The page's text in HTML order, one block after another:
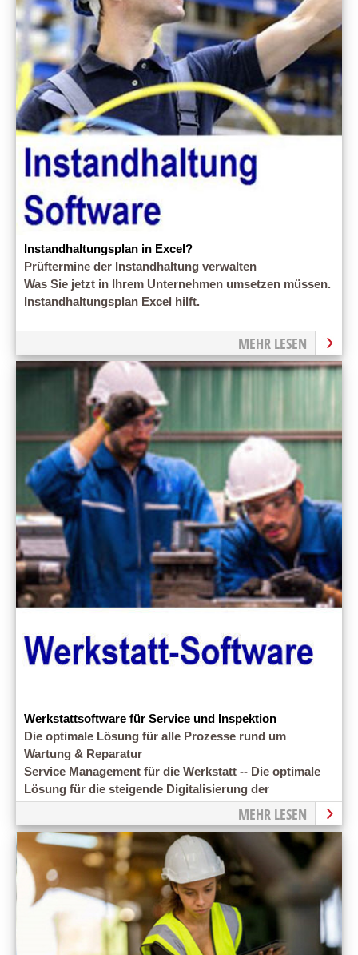
Instandhaltungsplan in Excel?
Prüftermine der Instandhaltung verwalten
Was Sie jetzt in Ihrem Unternehmen umsetzen müssen.
Instandhaltungsplan Excel hilft.
MEHR LESEN
Werkstattsoftware für Service und Inspektion
Die optimale Lösung für alle Prozesse rund um
Wartung & Reparatur
Service Management für die Werkstatt -- Die optimale
Lösung für die steigende Digitalisierung der
Werkstattabläufe
MEHR LESEN